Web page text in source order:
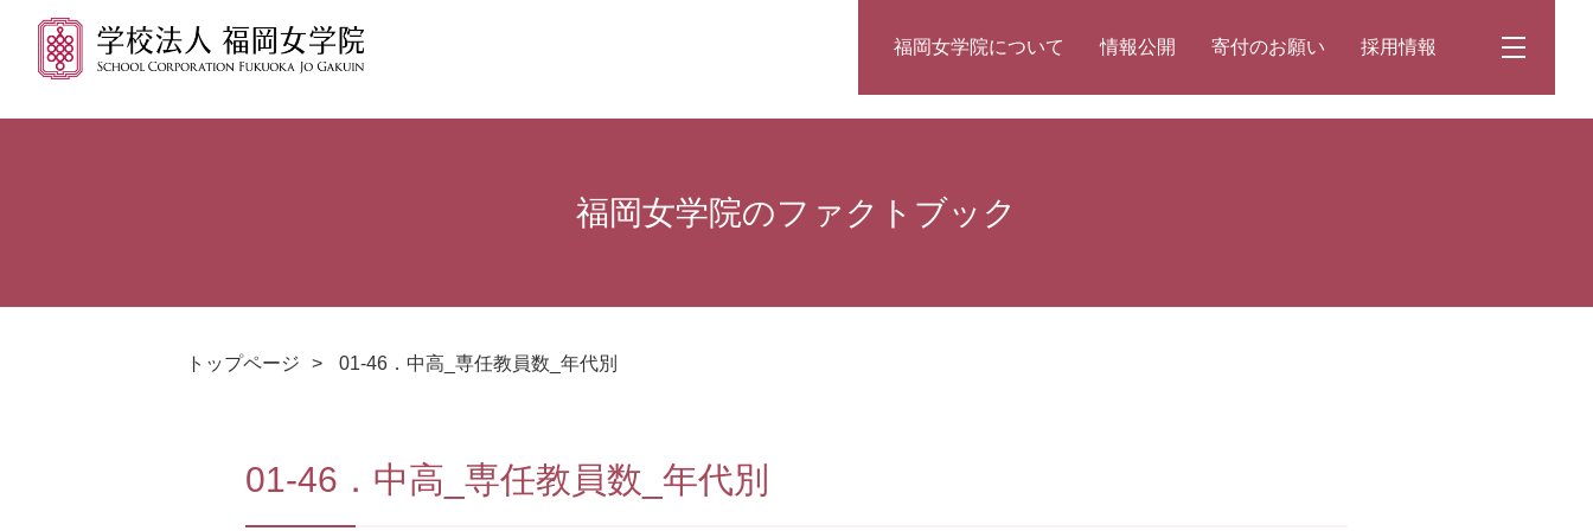
福岡女学院について 情報公開 寄付のお願い 採用情報
福岡女学院のファクトブック
トップページ > 01-46．中高_専任教員数_年代別
01-46．中高_専任教員数_年代別